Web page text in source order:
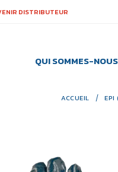
DISTRIBUTEUR
QUI SOMMES-NOUS
ACCUEIL / EPI